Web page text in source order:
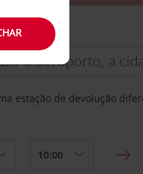
estação de devolução